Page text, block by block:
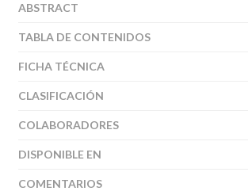
ABSTRACT
TABLA DE CONTENIDOS
FICHA TÉCNICA
CLASIFICACIÓN
COLABORADORES
DISPONIBLE EN
COMENTARIOS